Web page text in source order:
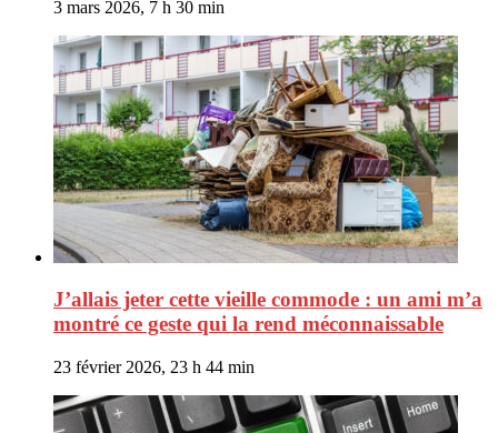
3 mars 2026, 7 h 30 min
J’allais jeter cette vieille commode : un ami m’a
montré ce geste qui la rend méconnaissable
23 février 2026, 23 h 44 min